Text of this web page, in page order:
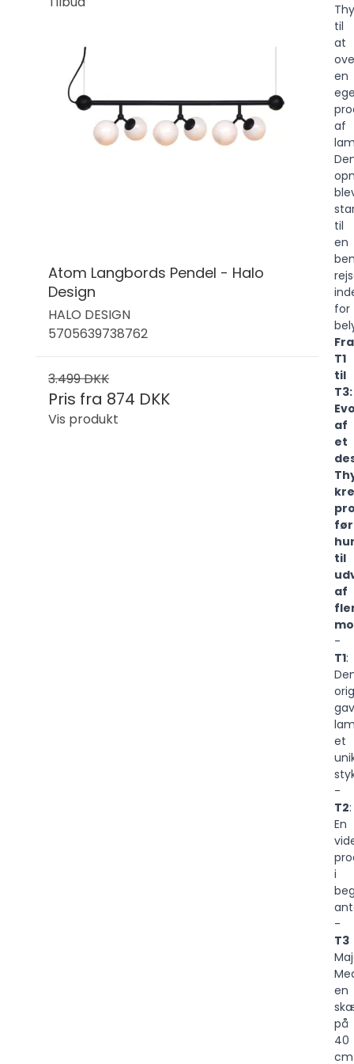
Atom Langbords Pendel - Halo
Design
HALO DESIGN
5705639738762
3.499 DKK
Pris fra 874 DKK
Vis produkt
til
at
en
af
til
en
for
Fra
T1
til
T3:
af
et
til
af
-
T1:
et
-
T2:
En
i
-
T3
en
på
40
cm